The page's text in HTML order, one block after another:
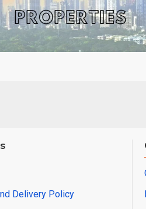
Delivery Policy